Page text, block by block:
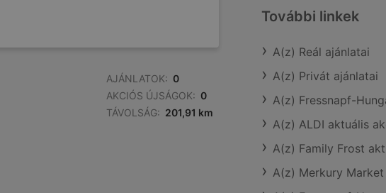
AJÁNLATOK: 0
AKCIÓS ÚJSÁGOK: 0
TÁVOLSÁG: 201,91 km
További linkek
A(z) Reál ajánlatai
A(z) Privát ajánlatai
A(z) Fressnapf-
A(z) ALDI aktuális
A(z) Family Frost
A(z) Merkury